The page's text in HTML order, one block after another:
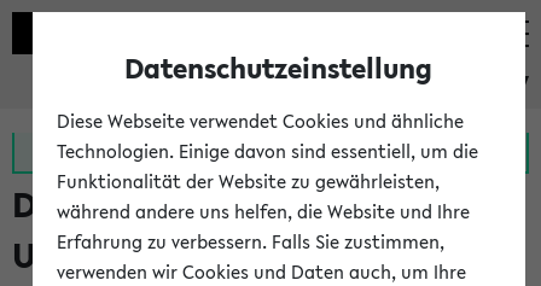
eKVV
Zur MeineUni App Zum MeineUni Portal
Das Lehrangebot der
Universität Bielefeld
Datenschutzeinstellung
Diese Webseite verwendet Cookies und ähnliche
Technologien. Einige davon sind essentiell, um die
Funktionalität der Website zu gewährleisten,
während andere uns helfen, die Website und Ihre
Erfahrung zu verbessern. Falls Sie zustimmen,
verwenden wir Cookies und Daten auch, um Ihre